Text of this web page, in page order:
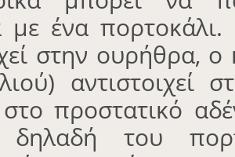
με ένα
στην ουρήθρα,
αντιστοιχεί
προστατικό
του